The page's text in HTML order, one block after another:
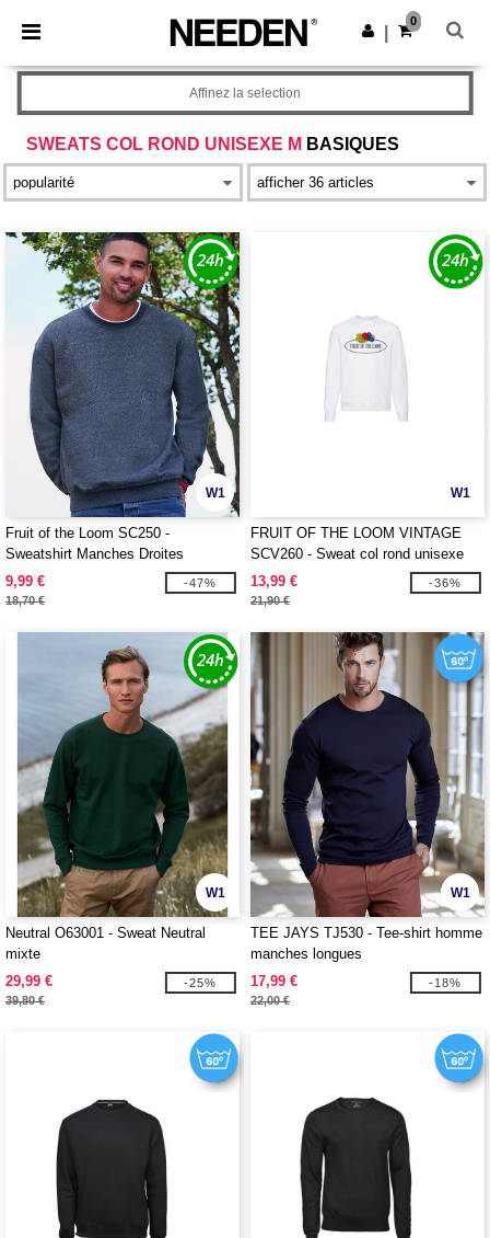
× Appli Needen
Meilleurs prix sur l’app !
Obtenir l'appli
0
SWEATS COL ROND UNISEXE M BASIQUES
Affinez la selection
W1
Fruit of the Loom SC250 -
Sweatshirt Manches Droites
9,99 €
18,70 €
-47%
W1
FRUIT OF THE LOOM VINTAGE
SCV260 - Sweat col rond unisexe
logo FRUIT OF THE LOOM
VINTAGE
13,99 €
21,90 €
-36%
W1
Neutral O63001 - Sweat Neutral
mixte
29,99 €
39,80 €
-25%
W1
TEE JAYS TJ530 - Tee-shirt homme
manches longues
17,99 €
22,00 €
-18%